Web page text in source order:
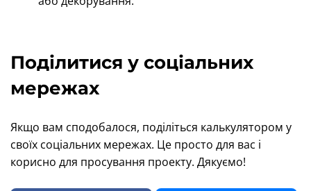
Поділитися у соціальних
мережах
Якщо вам сподобалося, поділіться калькулятором у
своїх соціальних мережах. Це просто для вас і
корисно для просування проекту. Дякуємо!